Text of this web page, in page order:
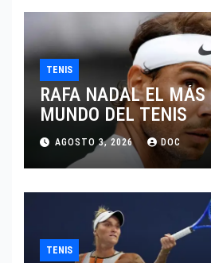
TENIS
RAFA NADAL EL MÁS
MUNDO DEL TENIS
AGOSTO 3, 2026 DOC
TENIS